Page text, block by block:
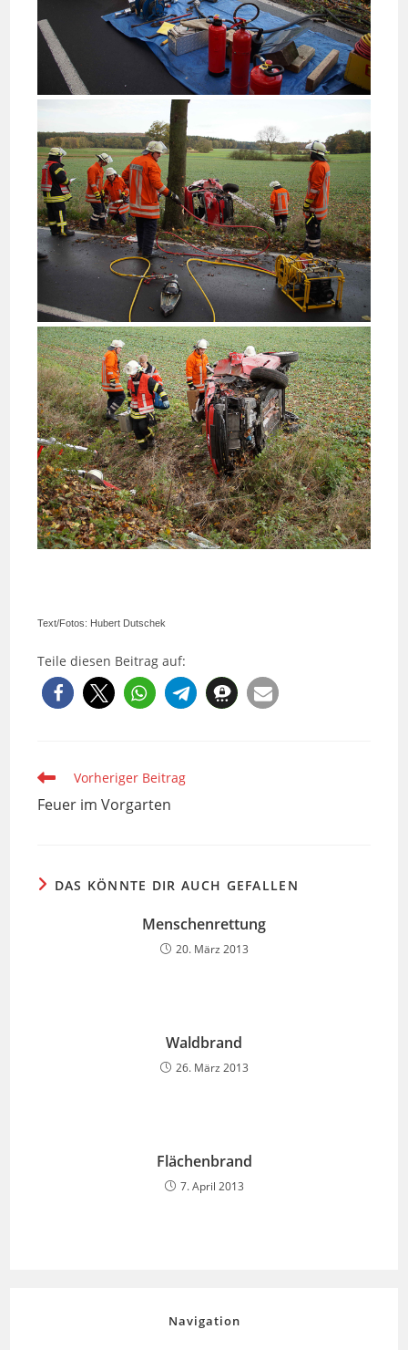
Text/Fotos: Hubert Dutschek
Teile diesen Beitrag auf:
Weitere
ansehen
Vorheriger Beitrag
Feuer im Vorgarten
DAS KÖNNTE DIR AUCH GEFALLEN
Menschenrettung
20. März 2013
Waldbrand
26. März 2013
Flächenbrand
7. April 2013
Navigation